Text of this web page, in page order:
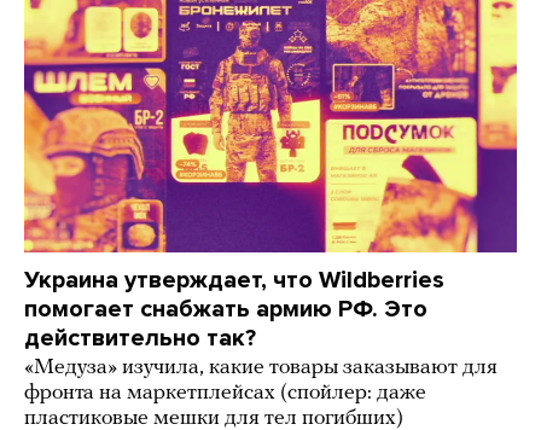
Украина утверждает, что Wildberries
помогает снабжать армию РФ. Это
действительно так?
«Медуза» изучила, какие товары заказывают для
фронта на маркетплейсах (спойлер: даже
пластиковые мешки для тел погибших)